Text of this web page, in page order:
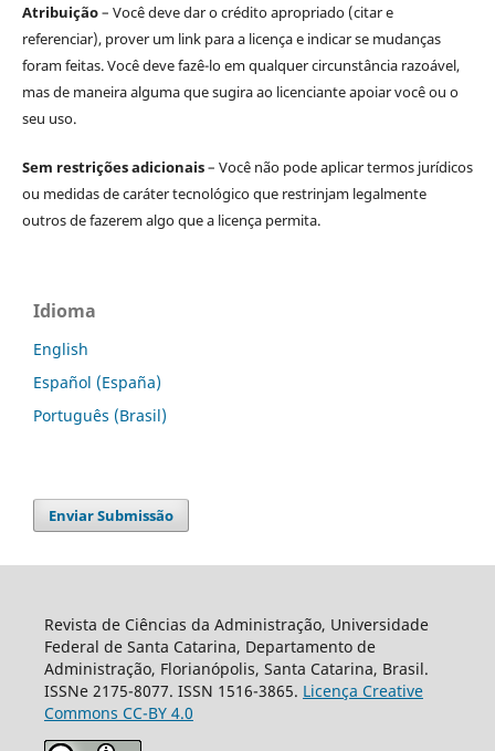
Atribuição– Você deve dar o crédito apropriado (citar e
referenciar), prover um link para a licença e indicar se mudanças
foram feitas. Você deve fazê-lo em qualquer circunstância razoável,
mas de maneira alguma que sugira ao licenciante apoiar você ou o
seu uso.
Sem restrições adicionais– Você não pode aplicar termos jurídicos
ou medidas de caráter tecnológico que restrinjam legalmente
outros de fazerem algo que a licença permita.
Idioma
English
Español (España)
Português (Brasil)
Enviar Submissão
Revista de Ciências da Administração, Universidade
Federal de Santa Catarina, Departamento de
Administração, Florianópolis, Santa Catarina, Brasil.
ISSNe 2175-8077. ISSN 1516-3865. Licença Creative
Commons CC-BY 4.0